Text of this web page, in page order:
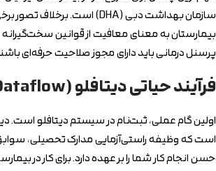
سازمان بهداشت دبی (DHA) است. برخلاف تصور
بیمارستان به معنای معافیت از قوانین
پرسنل درمانی باید دارای مجوز صلاحیت حرفه‌ای
فرآیند حیاتی دیتافلو (Dataflow)
اولین گام عملی، ثبت‌نام در سیستم دیتافلو است.
است که وظیفه راستی‌آزمایی مدارک تحصیلی،
حسن انجام کار شما را بر عهده دارد. برای کار در